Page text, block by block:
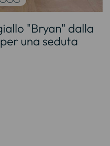
"Bryan" dalla
una seduta